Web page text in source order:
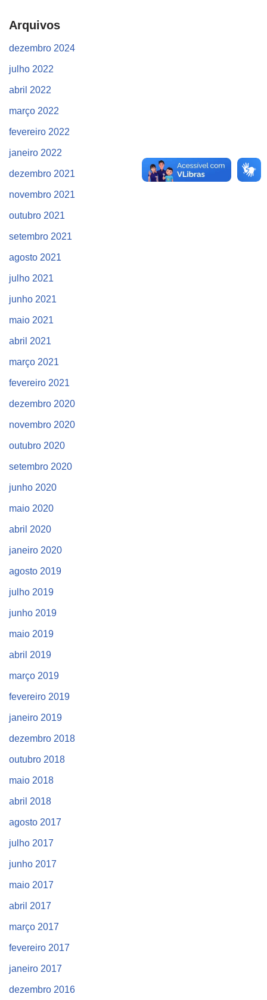
Arquivos
dezembro 2024
julho 2022
abril 2022
março 2022
fevereiro 2022
janeiro 2022
dezembro 2021
novembro 2021
outubro 2021
setembro 2021
agosto 2021
julho 2021
junho 2021
maio 2021
abril 2021
março 2021
fevereiro 2021
dezembro 2020
novembro 2020
outubro 2020
setembro 2020
junho 2020
maio 2020
abril 2020
janeiro 2020
agosto 2019
julho 2019
junho 2019
maio 2019
abril 2019
março 2019
fevereiro 2019
janeiro 2019
dezembro 2018
outubro 2018
maio 2018
abril 2018
agosto 2017
julho 2017
junho 2017
maio 2017
abril 2017
março 2017
fevereiro 2017
janeiro 2017
dezembro 2016